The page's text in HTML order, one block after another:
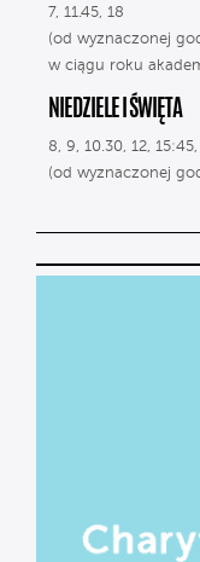
7, 11.45, 18
(od wyznaczonej
w ciągu roku
NIEDZIELE I ŚWIĘTA
8, 9, 10.30, 12,
(od wyznaczonej